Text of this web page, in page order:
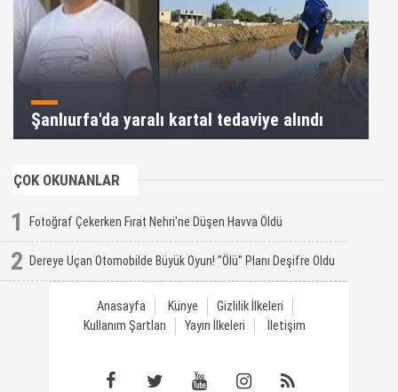
Şanlıurfa'da yaralı kartal tedaviye alındı
ÇOK OKUNANLAR
1 Fotoğraf Çekerken Fırat Nehri'ne Düşen Havva Öldü
2 Dereye Uçan Otomobilde Büyük Oyun! "Ölü" Planı Deşifre Oldu
Anasayfa Künye
Gizlilik İlkeleri
Kullanım Şartları
Yayın İlkeleri İletişim